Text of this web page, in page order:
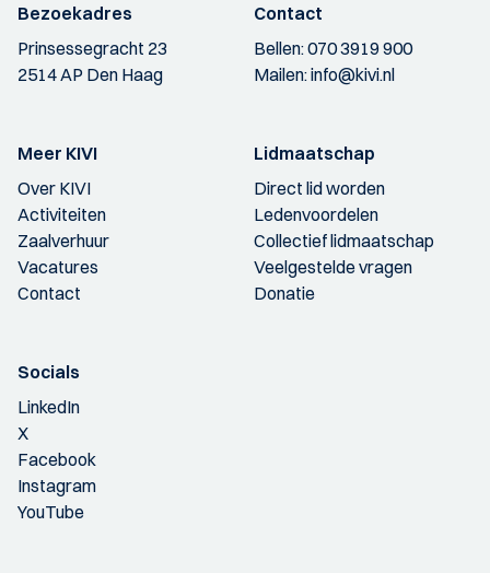
Bezoekadres
Prinsessegracht 23
2514 AP Den Haag
Contact
Bellen:070 3919 900
Mailen:info@kivi.nl
Meer KIVI
Over KIVI
Activiteiten
Zaalverhuur
Vacatures
Contact
Lidmaatschap
Direct lid worden
Ledenvoordelen
Collectief lidmaatschap
Veelgestelde vragen
Donatie
Socials
LinkedIn
X
Facebook
Instagram
YouTube